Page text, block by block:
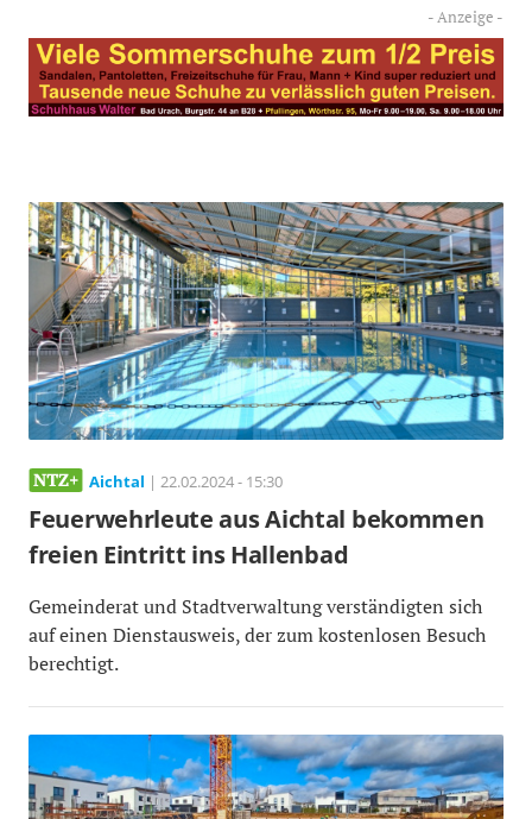
Aichtal | 22.02.2024 - 15:30
Feuerwehrleute aus Aichtal bekommen
freien Eintritt ins Hallenbad
Gemeinderat und Stadtverwaltung verständigten sich
auf einen Dienstausweis, der zum kostenlosen Besuch
berechtigt.